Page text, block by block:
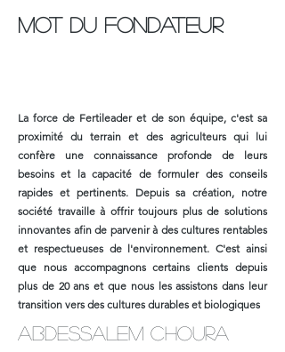
Mot du fondateur
La force de Fertileader et de son équipe, c'est sa
proximité du terrain et des agriculteurs qui lui
confère une connaissance profonde de leurs
besoins et la capacité de formuler des conseils
rapides et pertinents. Depuis sa création, notre
société travaille à offrir toujours plus de solutions
innovantes afin de parvenir à des cultures rentables
et respectueuses de l'environnement. C'est ainsi
que nous accompagnons certains clients depuis
plus de 20 ans et que nous les assistons dans leur
transition vers des cultures durables et biologiques
Abdessalem CHOURA